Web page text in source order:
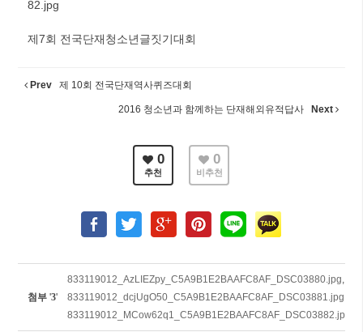
제7회 전국단재청소년글짓기대회
Prev 제 10회 전국단재역사퀴즈대회
2016 청소년과 함께하는 단재해외유적답사 Next
0
추천
0
비추천
첨부 '3'
833119012_AzLIEZpy_C5A9B1E2BAAFC8AF_DSC03880.jpg,
833119012_dcjUgO50_C5A9B1E2BAAFC8AF_DSC03881.jpg
833119012_MCow62q1_C5A9B1E2BAAFC8AF_DSC03882.jpg